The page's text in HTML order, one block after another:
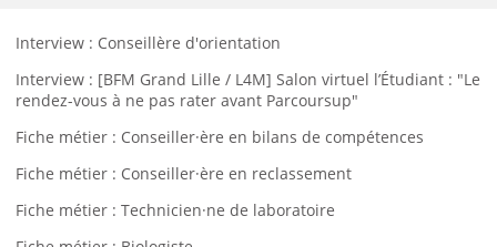
Interview : Conseillère d'orientation
Interview : [BFM Grand Lille / L4M] Salon virtuel l’Étudiant : "Le
rendez-vous à ne pas rater avant Parcoursup"
Fiche métier : Conseiller·ère en bilans de compétences
Fiche métier : Conseiller·ère en reclassement
Fiche métier : Technicien·ne de laboratoire